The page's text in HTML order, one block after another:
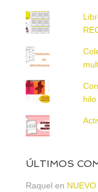
ÚLTIMOS
Raquel en